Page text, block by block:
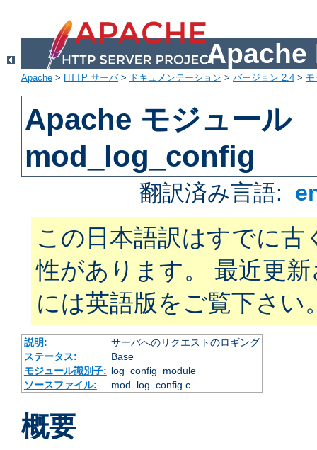
Apache
Apache > HTTP サーバ> ドキュメンテーション > バージョン 2.4 >
Apache モジュール
mod_log_config
翻訳済み言語:
この日本語訳はすでに古
性があります。 最近更
には英語版をご覧下さい
説明:
サーバへのリクエストのロギング
ステータス:
Base
モジュール識別子: log_config_module
ソースファイル:
mod_log_config.c
概要